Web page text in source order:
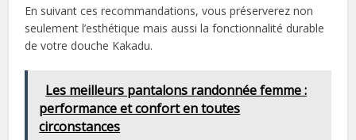
En suivant ces recommandations, vous préserverez non
seulement l’esthétique mais aussi la fonctionnalité durable
de votre douche Kakadu.
Les meilleurs pantalons randonnée femme :
performance et confort en toutes
circonstances